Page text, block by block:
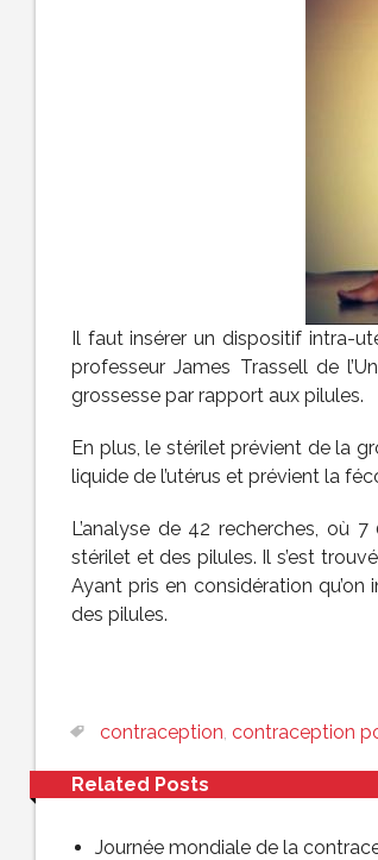
Il faut insérer un dispositif intra-
professeur James Trassell de
grossesse par rapport aux pilules.
En plus, le stérilet prévient de la
liquide de l’utérus et prévient la
L’analyse de 42 recherches, où
stérilet et des pilules. Il s’est
Ayant pris en considération
des pilules.
contraception, contraception
Related Posts
Journée mondiale de la